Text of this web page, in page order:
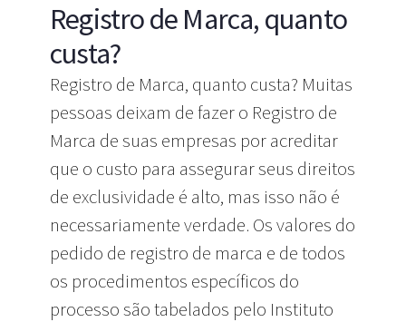
Registro de Marca, quanto
custa?
Registro de Marca, quanto custa? Muitas
pessoas deixam de fazer o Registro de
Marca de suas empresas por acreditar
que o custo para assegurar seus direitos
de exclusividade é alto, mas isso não é
necessariamente verdade. Os valores do
pedido de registro de marca e de todos
os procedimentos específicos do
processo são tabelados pelo Instituto